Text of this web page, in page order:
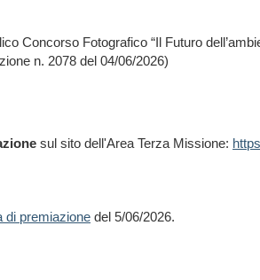
Concorso Fotografico “Il Futuro
n. 2078 del 04/06/2026)
sul sito dell'Area Terza Missione:
di premiazione del 5/06/2026.